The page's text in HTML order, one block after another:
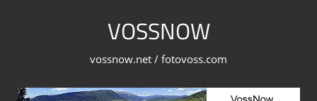
VOSSNOW
vossnow.net / fotovoss.com